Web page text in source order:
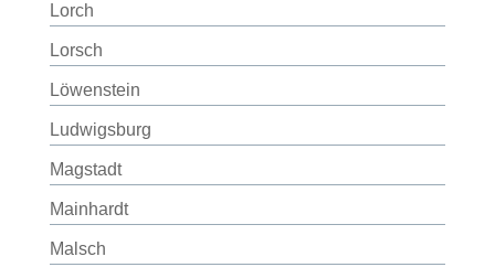
Lorch
Lorsch
Löwenstein
Ludwigsburg
Magstadt
Mainhardt
Malsch